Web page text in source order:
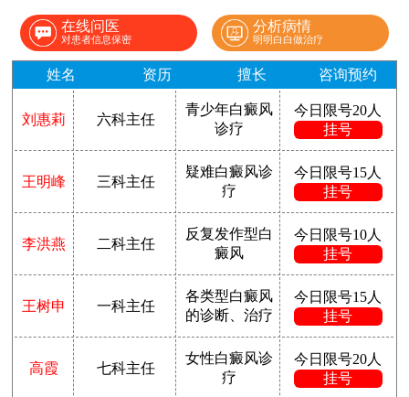
在线问医
对患者信息保密
分析病情
明明白白做治疗
姓名 资历 擅长 咨询预约
刘惠莉 六科主任
青少年白癜风
诊疗
今日限号20人
挂号
王明峰 三科主任
疑难白癜风诊
疗
今日限号15人
挂号
李洪燕 二科主任
反复发作型白
癜风
今日限号10人
挂号
王树申 一科主任
各类型白癜风
的诊断、治疗
今日限号15人
挂号
高霞 七科主任
女性白癜风诊
疗
今日限号20人
挂号